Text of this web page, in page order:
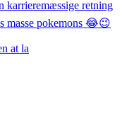
at la